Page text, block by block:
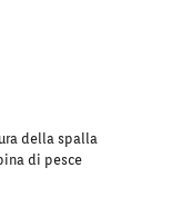
della spalla
di pesce